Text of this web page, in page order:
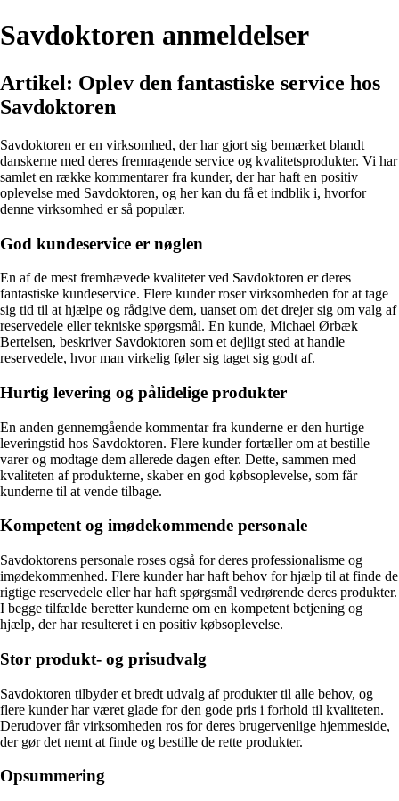
Savdoktoren anmeldelser
Artikel: Oplev den fantastiske service hos
Savdoktoren
Savdoktoren er en virksomhed, der har gjort sig bemærket blandt
danskerne med deres fremragende service og kvalitetsprodukter. Vi har
samlet en række kommentarer fra kunder, der har haft en positiv
oplevelse med Savdoktoren, og her kan du få et indblik i, hvorfor
denne virksomhed er så populær.
God kundeservice er nøglen
En af de mest fremhævede kvaliteter ved Savdoktoren er deres
fantastiske kundeservice. Flere kunder roser virksomheden for at tage
sig tid til at hjælpe og rådgive dem, uanset om det drejer sig om valg af
reservedele eller tekniske spørgsmål. En kunde, Michael Ørbæk
Bertelsen, beskriver Savdoktoren som et dejligt sted at handle
reservedele, hvor man virkelig føler sig taget sig godt af.
Hurtig levering og pålidelige produkter
En anden gennemgående kommentar fra kunderne er den hurtige
leveringstid hos Savdoktoren. Flere kunder fortæller om at bestille
varer og modtage dem allerede dagen efter. Dette, sammen med
kvaliteten af produkterne, skaber en god købsoplevelse, som får
kunderne til at vende tilbage.
Kompetent og imødekommende personale
Savdoktorens personale roses også for deres professionalisme og
imødekommenhed. Flere kunder har haft behov for hjælp til at finde de
rigtige reservedele eller har haft spørgsmål vedrørende deres produkter.
I begge tilfælde beretter kunderne om en kompetent betjening og
hjælp, der har resulteret i en positiv købsoplevelse.
Stor produkt- og prisudvalg
Savdoktoren tilbyder et bredt udvalg af produkter til alle behov, og
flere kunder har været glade for den gode pris i forhold til kvaliteten.
Derudover får virksomheden ros for deres brugervenlige hjemmeside,
der gør det nemt at finde og bestille de rette produkter.
Opsummering